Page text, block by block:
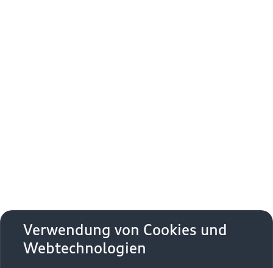
Zurück nach oben
Modelle
Verwendung von Cookies und
Webtechnologien